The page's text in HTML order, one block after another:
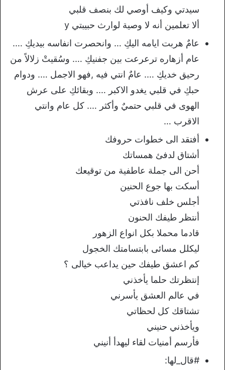
سيدتي وكيف أوصي لك بنصف قلبي
ألا تعلمين أنه ﻻ وصية لوارث حبيبتي y
عامٌ هربت ايامه اليكِ … وانحصرت انفاسه بيديكِ ….
عام أزهاره ترعرعت بين جفنيكِ …. وسُقيتْ زلالاً من
رحيق خديكِ …. عامٌ انتي فيه ,فهو الاجمل …. ودوام
حبكِ في قلبي يغدو الاكبر …. وبقائكِ على عرش
الهوى في قلبي حتميٌ وأكثر …. كل عام وانتي
الاقرب …
أفتقد الى خطوات حروفك
أشتاق لدفئ همساتك
أحن الى جملة عاطفية من توقيعك
أسكت بها جوع الحنين
أجلس خلف نافذتي
أنتظر طيفك الحنون
قادما محملا بكل انواع الزهور
ليكلل مسائى بابتسامتك الخجول
كم اعشق طيفك حين يداعب خيالى ؟
إنتظرتك حلما يأخذني
في عالم العشق يأسرني
تشتاقك كل لحظاتي
ويأخذني حنيني
فأرسم أمنيات لقاء ليهدأ أنيني
#قال_لها: